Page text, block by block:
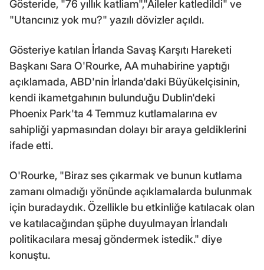
Gösteride, "76 yıllık katliam","Aileler katledildi" ve
"Utancınız yok mu?" yazılı dövizler açıldı.
Gösteriye katılan İrlanda Savaş Karşıtı Hareketi
Başkanı Sara O'Rourke, AA muhabirine yaptığı
açıklamada, ABD'nin İrlanda'daki Büyükelçisinin,
kendi ikametgahının bulunduğu Dublin'deki
Phoenix Park'ta 4 Temmuz kutlamalarına ev
sahipliği yapmasından dolayı bir araya geldiklerini
ifade etti.
O'Rourke, "Biraz ses çıkarmak ve bunun kutlama
zamanı olmadığı yönünde açıklamalarda bulunmak
için buradaydık. Özellikle bu etkinliğe katılacak olan
ve katılacağından şüphe duyulmayan İrlandalı
politikacılara mesaj göndermek istedik." diye
konuştu.